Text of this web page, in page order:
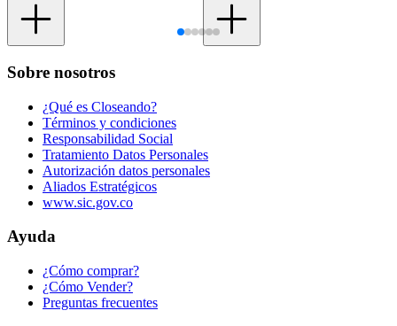
Sobre nosotros
¿Qué es Closeando?
Términos y condiciones
Responsabilidad Social
Tratamiento Datos Personales
Autorización datos personales
Aliados Estratégicos
www.sic.gov.co
Ayuda
¿Cómo comprar?
¿Cómo Vender?
Preguntas frecuentes